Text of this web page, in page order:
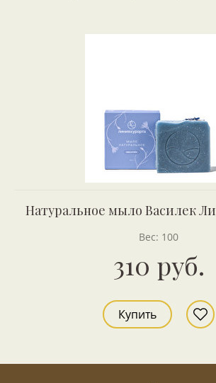
Натуральное мыло Василек
Вес: 100
310 руб.
Купить